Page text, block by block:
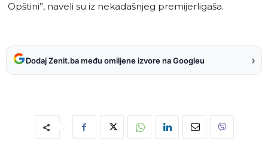
Opštini”, naveli su iz nekadašnjeg premijerligaša.
Dodaj Zenit.ba među omiljene izvore na Googleu ›